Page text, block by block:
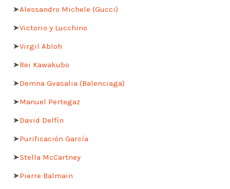
➤Alessandro Michele (Gucci)
➤Victorio y Lucchino
➤Virgil Abloh
➤Rei Kawakubo
➤Demna Gvasalia (Balenciaga)
➤Manuel Pertegaz
➤David Delfín
➤Purificación García
➤Stella McCartney
➤Pierre Balmain